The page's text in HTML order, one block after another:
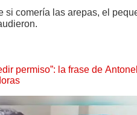
si comería las arepas, el
permiso”: la frase de